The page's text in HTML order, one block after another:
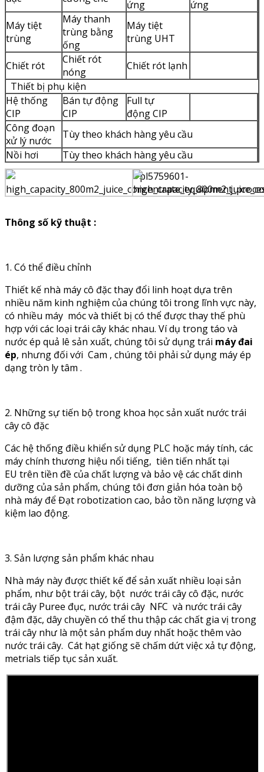
ứng
ứng
Máy tiệt
trùng
Máy thanh
trùng bằng
ống
Máy tiệt
trùng UHT
Chiết rót
Chiết rót
nóng
Chiết rót lạnh
Thiết bị phụ kiện
Hệ thống
CIP
Bán tự động
CIP
Full tự
động CIP
Công đoạn
xử lý nước
Tùy theo khách hàng yêu cầu
Nồi hơi
Tùy theo khách hàng yêu cầu
Thông số kỹ thuật :
1. Có thể điều chỉnh
Thiết kế nhà máy cô đặc thay đổi linh hoạt dựa trên
nhiều năm kinh nghiệm của chúng tôi trong lĩnh vực này,
có nhiều máy móc và thiết bị có thể được thay thế phù
hợp với các loại trái cây khác nhau. Ví dụ trong táo và
nước ép quả lê sản xuất, chúng tôi sử dụng trái máy đai
ép, nhưng đối với Cam , chúng tôi phải sử dụng máy ép
dạng tròn ly tâm .
2. Những sự tiến bộ trong khoa học sản xuất nước trái
cây cô đặc
Các hệ thống điều khiển sử dụng PLC hoặc máy tính, các
máy chính thương hiệu nổi tiếng, tiên tiến nhất tại
EU trên tiền đề của chất lượng và bảo vệ các chất dinh
dưỡng của sản phẩm, chúng tôi đơn giản hóa toàn bộ
nhà máy để Đạt robotization cao, bảo tồn năng lượng và
kiệm lao động.
3. Sản lượng sản phẩm khác nhau
Nhà máy này được thiết kế để sản xuất nhiều loại sản
phẩm, như bột trái cây, bột nước trái cây cô đặc, nước
trái cây Puree đục, nước trái cây NFC và nước trái cây
đậm đặc, dây chuyền có thể thu thập các chất gia vị trong
trái cây như là một sản phẩm duy nhất hoặc thêm vào
nước trái cây. Cát hạt giống sẽ chấm dứt việc xả tự động,
metrials tiếp tục sản xuất.